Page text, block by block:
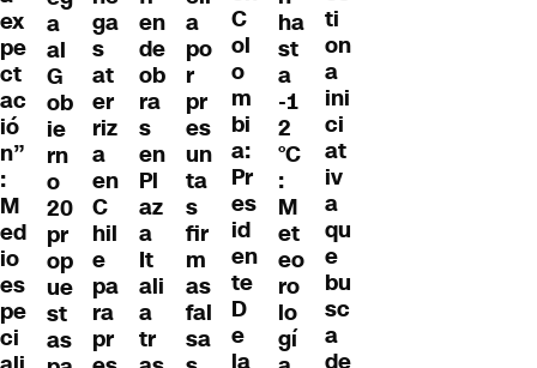
ex
pe
ct
ac
ió
n”
:
M
ed
io
es
pe
ci
a
al
G
ob
ie
rn
o
20
pr
op
ue
st
as
ga
s
at
er
riz
a
en
C
hil
e
pa
ra
pr
en
de
ob
ra
s
en
Pl
az
a
It
ali
a
tr
a
po
r
pr
es
un
ta
s
fir
m
as
fal
sa
C
ol
o
m
bi
a:
Pr
es
id
en
te
D
e
ha
st
a
-1
2
°C
:
M
et
eo
ro
lo
gí
ti
on
a
ini
ci
at
iv
a
qu
e
bu
sc
a